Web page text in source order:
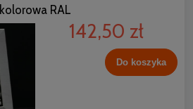
kolorowa RAL
142,50 zł
Do koszyka